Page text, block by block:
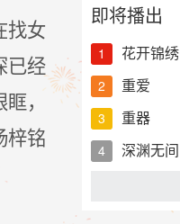
找女
已经
，
梓铭
即将播出
1 花开锦绣
2 重爱
3 重器
4
深渊无间